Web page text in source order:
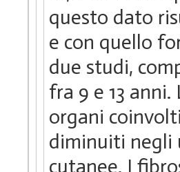
questo dato
e con quello
due studi,
fra 9 e 13
organi
diminuiti negli
cutanee. I